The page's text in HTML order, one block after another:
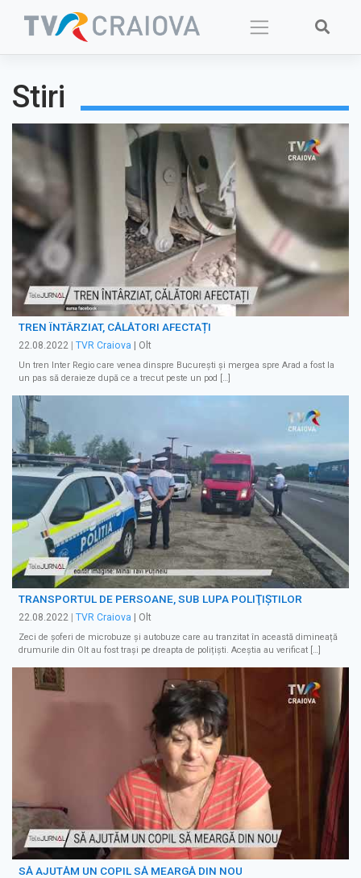
Stiri
TREN ÎNTÂRZIAT, CĂLĂTORI AFECTAȚI
22.08.2022 TVR Craiova | Olt
Un tren Inter Regio care venea dinspre București și mergea spre Arad a fost la
un pas să deraieze după ce a trecut peste un pod […]
TRANSPORTUL DE PERSOANE, SUB LUPA POLIŢIŞTILOR
22.08.2022 TVR Craiova | Olt
Zeci de șoferi de microbuze și autobuze care au tranzitat în această dimineață
drumurile din Olt au fost trași pe dreapta de polițiști. Aceștia au verificat […]
SĂ AJUTĂM UN COPIL SĂ MEARGĂ DIN NOU